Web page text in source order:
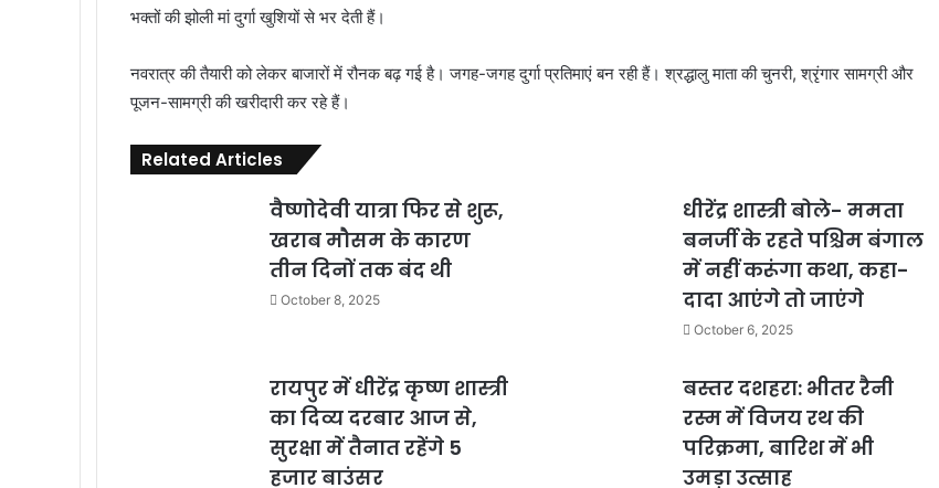
भक्तों की झोली मां दुर्गा खुशियों से भर देती हैं।
नवरात्र की तैयारी को लेकर बाजारों में रौनक बढ़ गई है। जगह-जगह दुर्गा प्रतिमाएं बन रही हैं। श्रद्धालु माता की चुनरी, श्रृंगार सामग्री और
पूजन-सामग्री की खरीदारी कर रहे हैं।
Related Articles
वैष्णोदेवी यात्रा फिर से शुरू,
खराब मौसम के कारण
तीन दिनों तक बंद थी
October 8, 2025
धीरेंद्र शास्त्री बोले- ममता
बनर्जी के रहते पश्चिम बंगाल
में नहीं करूंगा कथा, कहा-
दादा आएंगे तो जाएंगे
October 6, 2025
रायपुर में धीरेंद्र कृष्ण शास्त्री
का दिव्य दरबार आज से,
सुरक्षा में तैनात रहेंगे 5
हजार बाउंसर
बस्तर दशहरा: भीतर रैनी
रस्म में विजय रथ की
परिक्रमा, बारिश में भी
उमड़ा उत्साह